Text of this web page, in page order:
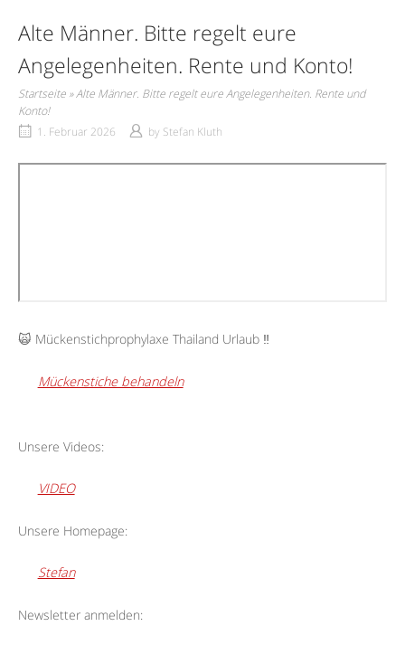
Alte Männer. Bitte regelt eure
Angelegenheiten. Rente und Konto!
Startseite »Alte Männer. Bitte regelt eure Angelegenheiten. Rente und
Konto!
1. Februar 2026
by Stefan Kluth
🙀 Mückenstichprophylaxe Thailand Urlaub ‼️
Mückenstiche behandeln
Unsere Videos:
VIDEO
Unsere Homepage:
Stefan
Newsletter anmelden: